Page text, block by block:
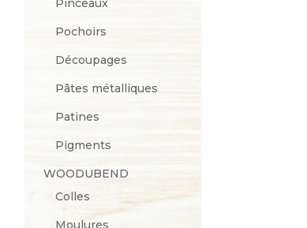
Pochoirs
Découpages
Pâtes métalliques
Patines
Pigments
WOODUBEND
Colles
Moulures